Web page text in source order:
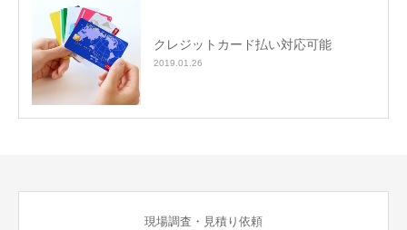
クレジットカード払い対応可能
2019.01.26
現場調査・見積り依頼